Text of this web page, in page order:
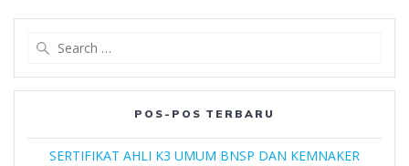
POS-POS TERBARU
SERTIFIKAT AHLI K3 UMUM BNSP DAN KEMNAKER